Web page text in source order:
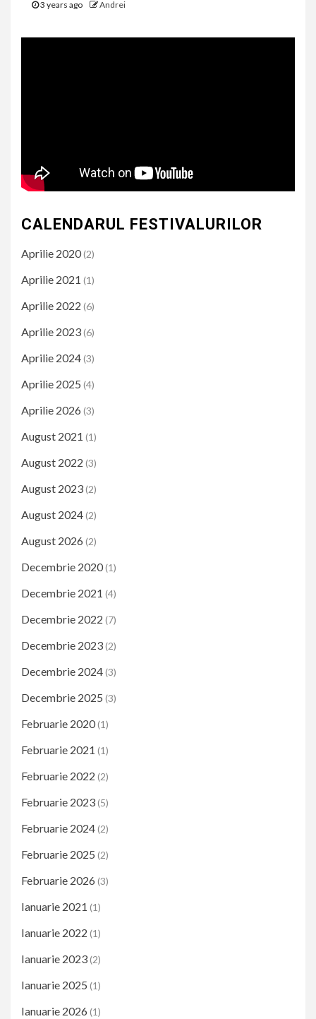
3 years ago Andrei
CALENDARUL FESTIVALURILOR
Aprilie 2020(2)
Aprilie 2021 (1)
Aprilie 2022 (6)
Aprilie 2023(6)
Aprilie 2024(3)
Aprilie 2025 (4)
Aprilie 2026 (3)
August 2021 (1)
August 2022 (3)
August 2023(2)
August 2024(2)
August 2026 (2)
Decembrie 2020(1)
Decembrie 2021 (4)
Decembrie 2022 (7)
Decembrie 2023(2)
Decembrie 2024(3)
Decembrie 2025 (3)
Februarie 2020(1)
Februarie 2021 (1)
Februarie 2022 (2)
Februarie 2023(5)
Februarie 2024(2)
Februarie 2025 (2)
Februarie 2026 (3)
Ianuarie 2021 (1)
Ianuarie 2022 (1)
Ianuarie 2023(2)
Ianuarie 2025 (1)
Ianuarie 2026 (1)